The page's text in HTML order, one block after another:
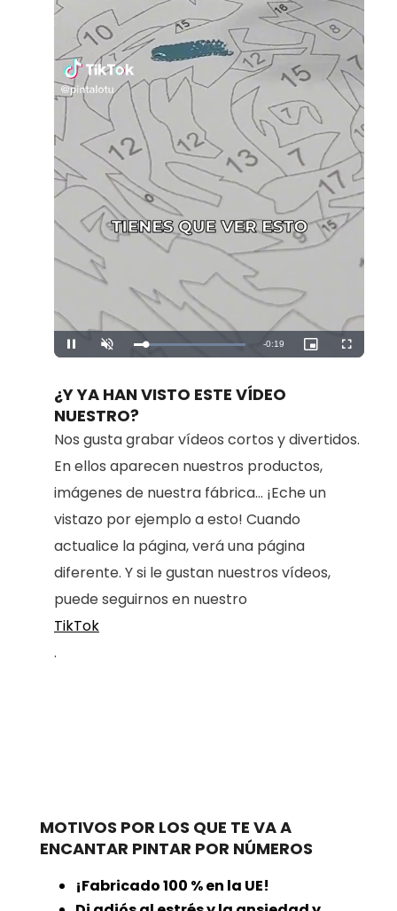
Pause Unmute Loaded:
100.00%
Remaining
-0:19
Picture-
in-
Fullscreen
¿Y YA HAN VISTO ESTE VÍDEO
NUESTRO?
Nos gusta grabar vídeos cortos y divertidos.
En ellos aparecen nuestros productos,
imágenes de nuestra fábrica... ¡Eche un
vistazo por ejemplo a esto! Cuando
actualice la página, verá una página
diferente. Y si le gustan nuestros vídeos,
puede seguirnos en nuestro
TikTok
.
MOTIVOS POR LOS QUE TE VA A
ENCANTAR PINTAR POR NÚMEROS
¡Fabricado 100 % en la UE!